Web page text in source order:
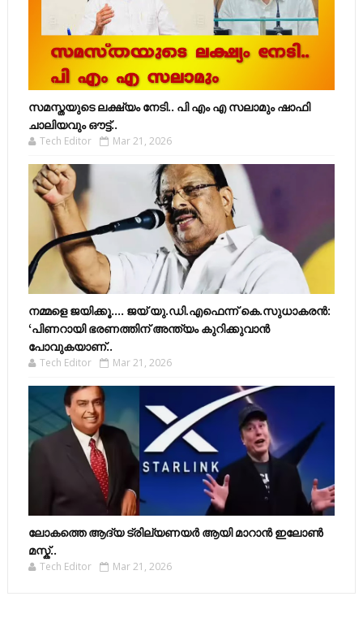
സമസ്തയുടെ ലക്ഷ്യം നേടി.. പി എം എ സലാമും ഷാഫി
ചാലിയവും ഔട്ട്..
Tech Editor Mar 21, 2026
നമ്മളെ ജയിക്കൂ.... ജയ് യു.ഡി.എഫെന്ന് കെ.സുധാകരൻ:
‘പിണറായി ഭരണത്തിന് അന്ത്യം കുറിക്കുവാൻ
പോവുകയാണ്..
Tech Editor Mar 21, 2026
ലോകത്തെ ആദ്യ ട്രില്യണയർ ആയി മാറാൻ ഇലോൺ
മസ്ക്..
Tech Editor Mar 21, 2026